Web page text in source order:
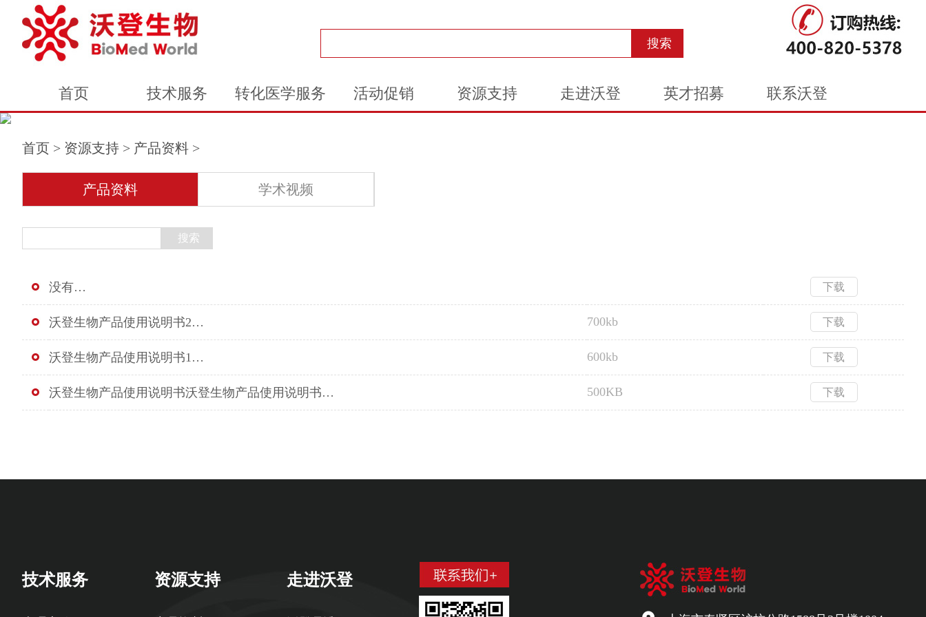
首页 技术服务 转化医学服务 活动促销 资源支持 走进沃登 英才招募 联系沃登
首页 > 资源支持 > 产品资料 >
产品资料 学术视频
没有… 下载
沃登生物产品使用说明书2… 700kb 下载
沃登生物产品使用说明书1… 600kb 下载
沃登生物产品使用说明书沃登生物产品使用说明书… 500KB 下载
技术服务 资源支持 走进沃登